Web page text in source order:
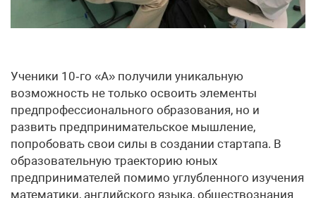
Ученики 10‑го «А» получили уникальную
возможность не только освоить элементы
предпрофессионального образования, но и
развить предпринимательское мышление,
попробовать свои силы в создании стартапа. В
образовательную траекторию юных
предпринимателей помимо углубленного изучения
математики, английского языка, обществознания